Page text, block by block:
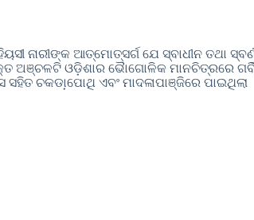
ନାରୀଙ୍କ ଆତ୍ମୋତ୍ସର୍ଗ ଯେ ସ୍ବାଧୀନ ତଥା
ଅଞ୍ଚଳଟି ଓଡ଼ିଶାର ଭୋୖଗୋଳିକ ମାନଚିତ୍ରରେ
ଚକଡା଼ପୋଥି ଏବଂ ମାଦଳାପାଞ୍ଜିରେ ପାଇଥିଲା